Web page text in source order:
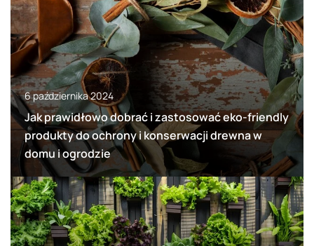
6 października 2024
Jak prawidłowo dobrać i zastosować eko-friendly
produkty do ochrony i konserwacji drewna w
domu i ogrodzie